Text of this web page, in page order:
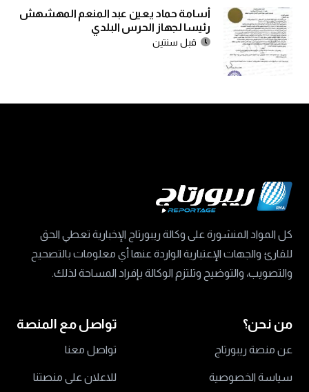
أسامة حماد يعين عبد المنعم المهشهش
رئيسا لجهاز الحرس البلدي
قبل سنتين
كل المواد المنشورة على وكالة ريبورتاج الإخبارية تعطي الحق
للقارئ والجهات الإعتبارية الواردة عنها أي معلومات بالتصحيح
والتصويب، والتوضيح وتلتزم الوكالة بإفراد المساحة لذلك.
من نحن؟
عن منصة ريبورتاج
سياسة الخصوصية
تواصل مع المنصة
تواصل معنا
للاعلان على منصتنا